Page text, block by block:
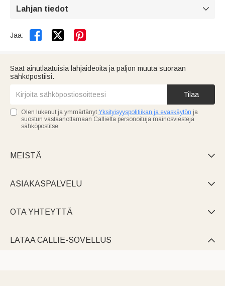
Lahjan tiedot 
Jaa:  
Saat ainutlaatuisia lahjaideoita ja paljon muuta suoraan
sähköpostiisi.
Tilaa
Olen lukenut ja ymmärtänyt Yksityisyyspolitiikan ja eväskäytön ja
suostun vastaanottamaan Callielta personoituja mainosviestejä
sähköpostitse.
MEISTÄ 
ASIAKASPALVELU 
OTA YHTEYTTÄ 
LATAA CALLIE-SOVELLUS 